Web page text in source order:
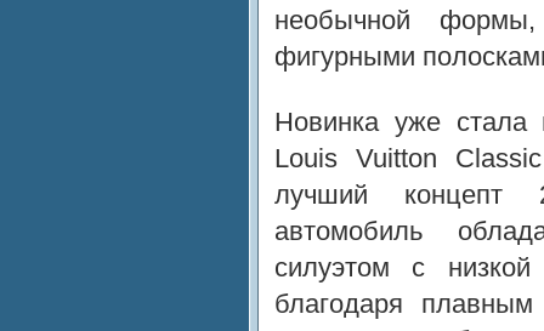
необычной
фигурными
Новинка уже стала
Louis Vuitton
лучший концепт
автомобиль
силуэтом с
благодаря